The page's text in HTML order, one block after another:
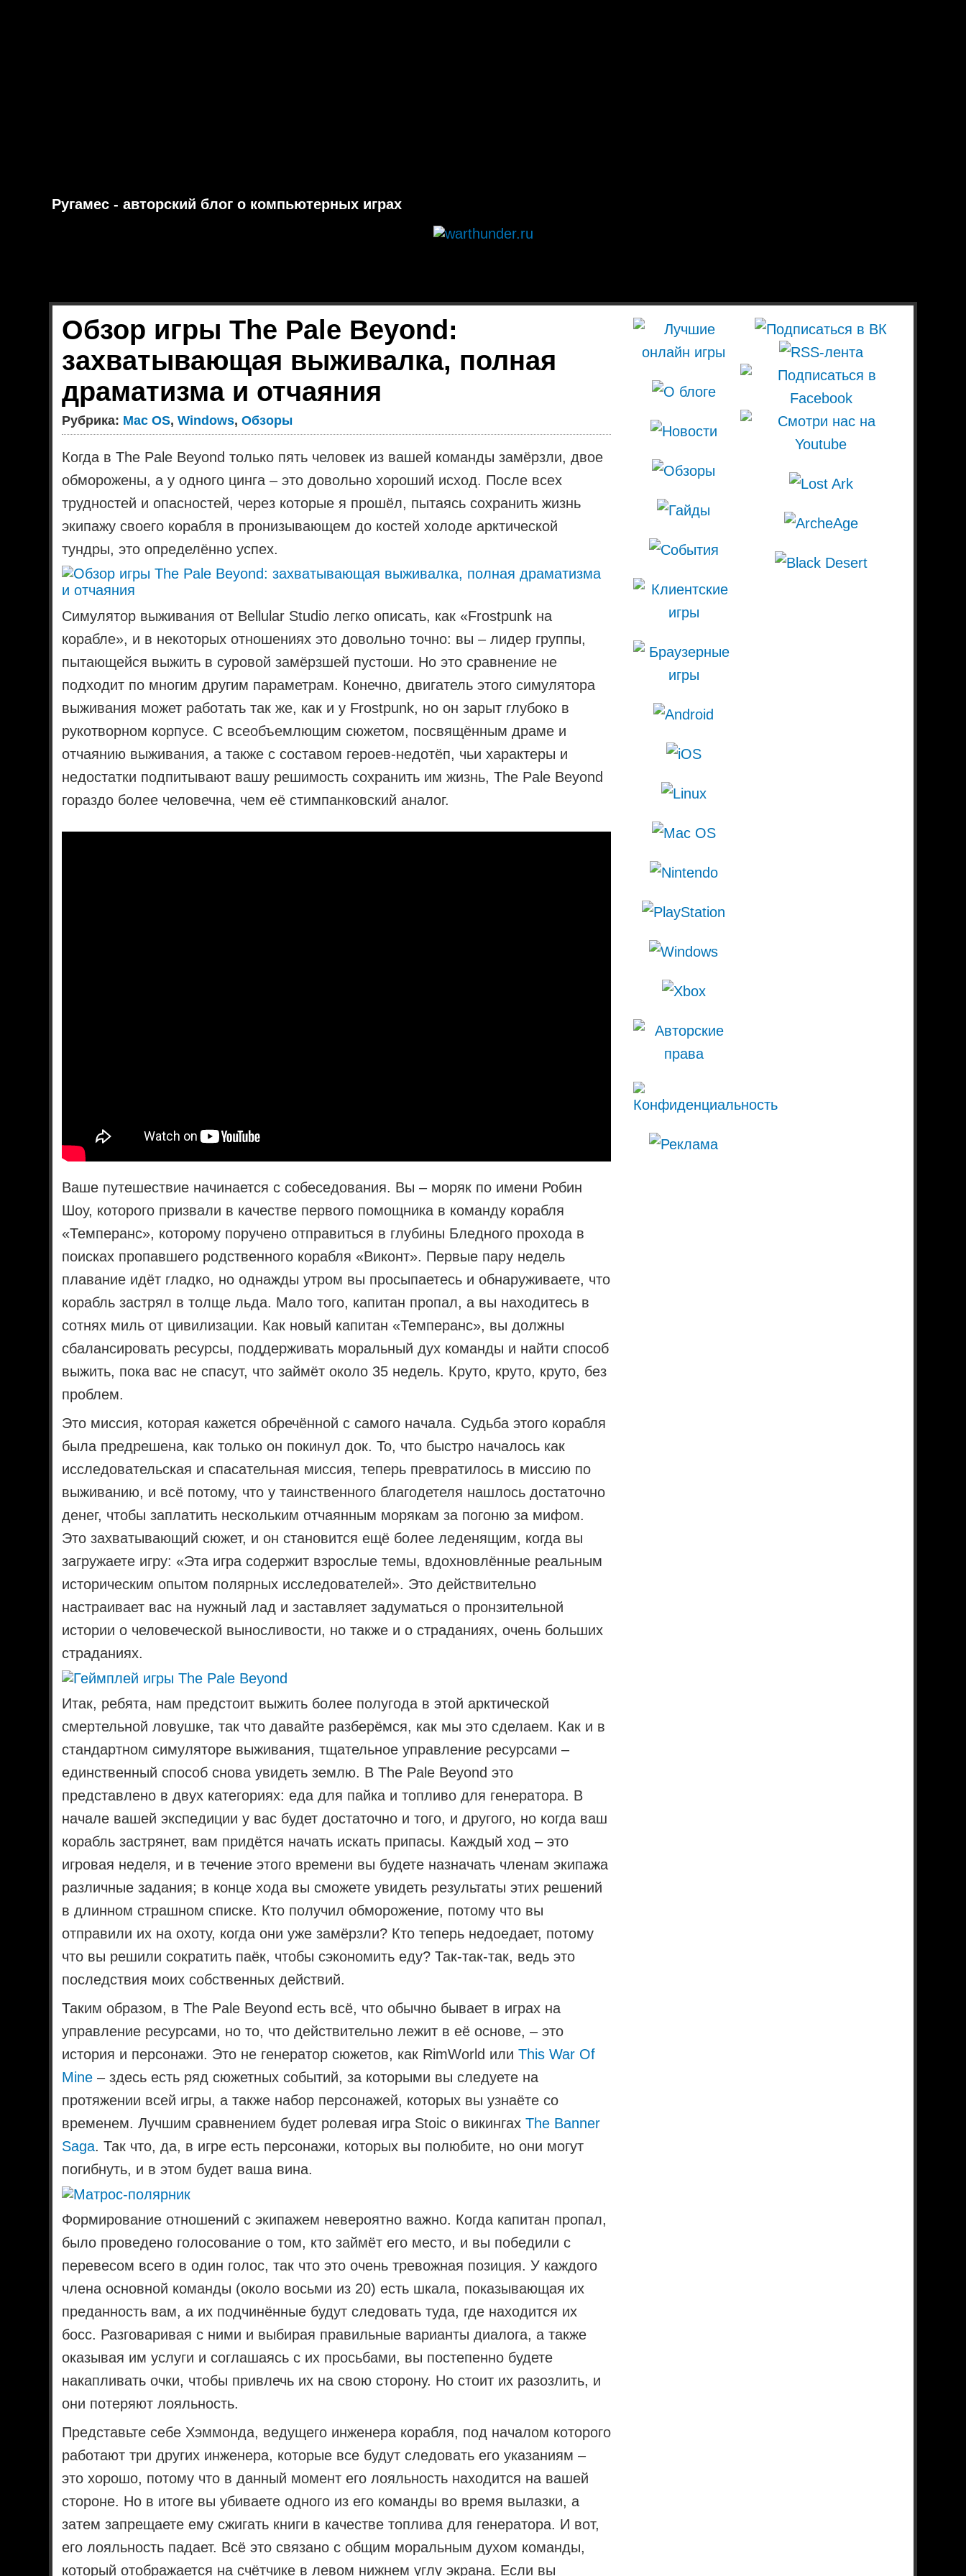
Ругамес - авторский блог о компьютерных играх
Обзор игры The Pale Beyond:
захватывающая выживалка, полная
драматизма и отчаяния
Рубрика: Mac OS,Windows,Обзоры
Когда в The Pale Beyond только пять человек из вашей команды замёрзли, двое
обморожены, а у одного цинга – это довольно хороший исход. После всех
трудностей и опасностей, через которые я прошёл, пытаясь сохранить жизнь
экипажу своего корабля в пронизывающем до костей холоде арктической
тундры, это определённо успех.
Симулятор выживания от Bellular Studio легко описать, как «Frostpunk на
корабле», и в некоторых отношениях это довольно точно: вы – лидер группы,
пытающейся выжить в суровой замёрзшей пустоши. Но это сравнение не
подходит по многим другим параметрам. Конечно, двигатель этого симулятора
выживания может работать так же, как и у Frostpunk, но он зарыт глубоко в
рукотворном корпусе. С всеобъемлющим сюжетом, посвящённым драме и
отчаянию выживания, а также с составом героев-недотёп, чьи характеры и
недостатки подпитывают вашу решимость сохранить им жизнь, The Pale Beyond
гораздо более человечна, чем её стимпанковский аналог.
Ваше путешествие начинается с собеседования. Вы – моряк по имени Робин
Шоу, которого призвали в качестве первого помощника в команду корабля
«Темперанс», которому поручено отправиться в глубины Бледного прохода в
поисках пропавшего родственного корабля «Виконт». Первые пару недель
плавание идёт гладко, но однажды утром вы просыпаетесь и обнаруживаете, что
корабль застрял в толще льда. Мало того, капитан пропал, а вы находитесь в
сотнях миль от цивилизации. Как новый капитан «Темперанс», вы должны
сбалансировать ресурсы, поддерживать моральный дух команды и найти способ
выжить, пока вас не спасут, что займёт около 35 недель. Круто, круто, круто, без
проблем.
Это миссия, которая кажется обречённой с самого начала. Судьба этого корабля
была предрешена, как только он покинул док. То, что быстро началось как
исследовательская и спасательная миссия, теперь превратилось в миссию по
выживанию, и всё потому, что у таинственного благодетеля нашлось достаточно
денег, чтобы заплатить нескольким отчаянным морякам за погоню за мифом.
Это захватывающий сюжет, и он становится ещё более леденящим, когда вы
загружаете игру: «Эта игра содержит взрослые темы, вдохновлённые реальным
историческим опытом полярных исследователей». Это действительно
настраивает вас на нужный лад и заставляет задуматься о пронзительной
истории о человеческой выносливости, но также и о страданиях, очень больших
страданиях.
Итак, ребята, нам предстоит выжить более полугода в этой арктической
смертельной ловушке, так что давайте разберёмся, как мы это сделаем. Как и в
стандартном симуляторе выживания, тщательное управление ресурсами –
единственный способ снова увидеть землю. В The Pale Beyond это
представлено в двух категориях: еда для пайка и топливо для генератора. В
начале вашей экспедиции у вас будет достаточно и того, и другого, но когда ваш
корабль застрянет, вам придётся начать искать припасы. Каждый ход – это
игровая неделя, и в течение этого времени вы будете назначать членам экипажа
различные задания; в конце хода вы сможете увидеть результаты этих решений
в длинном страшном списке. Кто получил обморожение, потому что вы
отправили их на охоту, когда они уже замёрзли? Кто теперь недоедает, потому
что вы решили сократить паёк, чтобы сэкономить еду? Так-так-так, ведь это
последствия моих собственных действий.
Таким образом, в The Pale Beyond есть всё, что обычно бывает в играх на
управление ресурсами, но то, что действительно лежит в её основе, – это
история и персонажи. Это не генератор сюжетов, как RimWorld илиThis War Of
Mine – здесь есть ряд сюжетных событий, за которыми вы следуете на
протяжении всей игры, а также набор персонажей, которых вы узнаёте со
временем. Лучшим сравнением будет ролевая игра Stoic о викингахThe Banner
Saga. Так что, да, в игре есть персонажи, которых вы полюбите, но они могут
погибнуть, и в этом будет ваша вина.
Формирование отношений с экипажем невероятно важно. Когда капитан пропал,
было проведено голосование о том, кто займёт его место, и вы победили с
перевесом всего в один голос, так что это очень тревожная позиция. У каждого
члена основной команды (около восьми из 20) есть шкала, показывающая их
преданность вам, а их подчинённые будут следовать туда, где находится их
босс. Разговаривая с ними и выбирая правильные варианты диалога, а также
оказывая им услуги и соглашаясь с их просьбами, вы постепенно будете
накапливать очки, чтобы привлечь их на свою сторону. Но стоит их разозлить, и
они потеряют лояльность.
Представьте себе Хэммонда, ведущего инженера корабля, под началом которого
работают три других инженера, которые все будут следовать его указаниям –
это хорошо, потому что в данный момент его лояльность находится на вашей
стороне. Но в итоге вы убиваете одного из его команды во время вылазки, а
затем запрещаете ему сжигать книги в качестве топлива для генератора. И вот,
его лояльность падает. Всё это связано с общим моральным духом команды,
который отображается на счётчике в левом нижнем углу экрана. Если вы